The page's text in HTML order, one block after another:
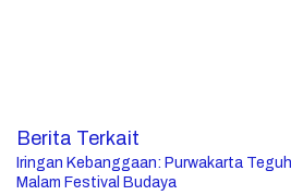
Berita Terkait
Iringan Kebanggaan: Purwakarta
Malam Festival Budaya